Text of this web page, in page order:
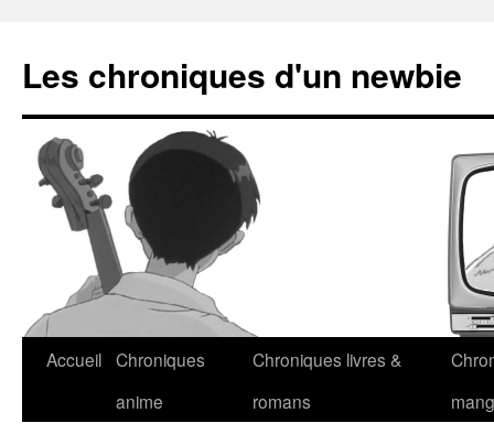
Les chroniques d'un newbie
Accueil Chroniques
anime
Chroniques livres &
romans